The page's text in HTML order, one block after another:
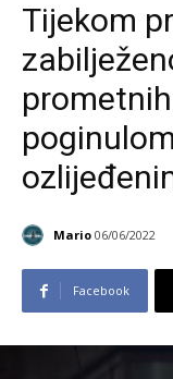
Tijekom
Mario 06/06/2022
Facebook